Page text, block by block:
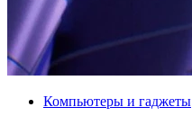
Компьютеры и гаджеты